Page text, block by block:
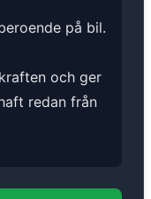
på bil.
och ger
redan från